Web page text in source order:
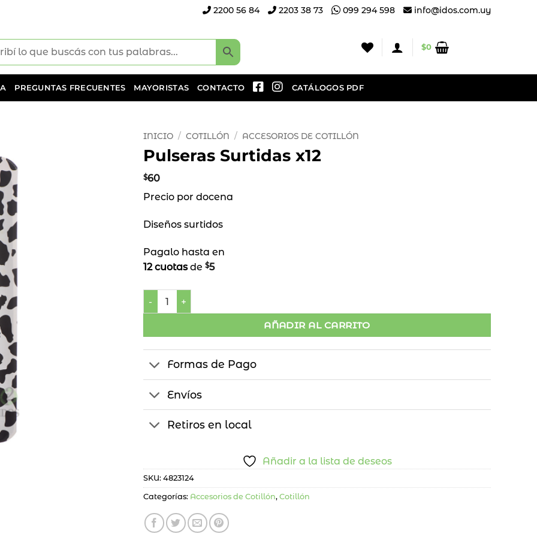
2200 56 84 2203 38 73 099 294 598 info@idos.com.uy
$0
PREGUNTAS FRECUENTES MAYORISTAS CONTACTO CATÁLOGOS PDF
INICIO / COTILLÓN / ACCESORIOS DE COTILLÓN
Pulseras Surtidas x12
$60
Precio por docena
Diseños surtidos
Pagalo hasta en
12 cuotasde $5
Pulseras Surtidas x12 cantidad
AÑADIR AL CARRITO
Formas de Pago
Envíos
Retiros en local
Añadir a la lista de deseos
SKU: 4823124
Categorías: Accesorios de Cotillón, Cotillón